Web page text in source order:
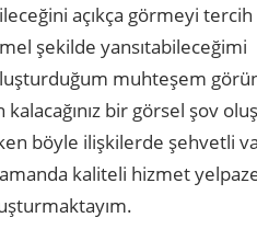
açıkça görmeyi
şekilde yansıtabileceğimi
muhteşem
bir görsel şov
böyle ilişkilerde şehvetli
kaliteli hizmet